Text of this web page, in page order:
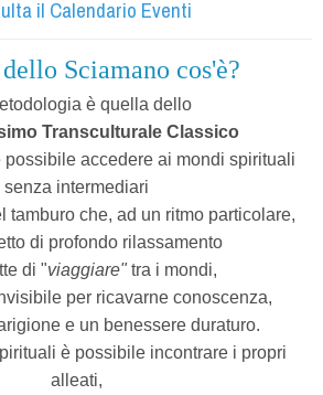
il Calendario Eventi
Sciamano cos'è?
è quella dello
Transculturale Classico
accedere ai mondi spirituali
senza intermediari
tamburo che, ad un ritmo particolare,
di profondo rilassamento
di "viaggiare"tra i mondi,
per ricavarne conoscenza,
e un benessere duraturo.
è possibile incontrare i propri
alleati,